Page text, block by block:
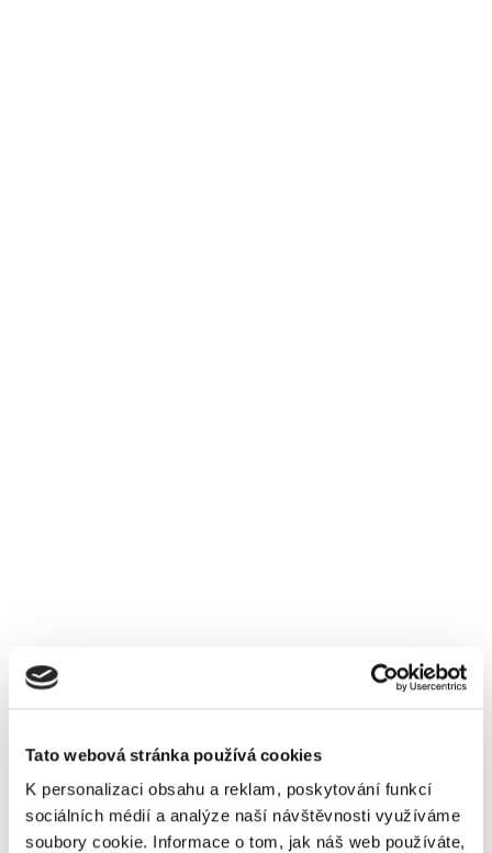
Tato webová stránka používá cookies
K personalizaci obsahu a reklam, poskytování funkcí
sociálních médií a analýze naší návštěvnosti využíváme
soubory cookie. Informace o tom, jak náš web používáte,